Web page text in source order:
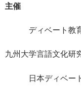
主催
ディベート教育
九州大学言語文化研
日本ディベート